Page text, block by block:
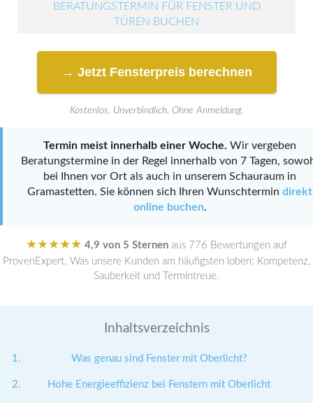
BERATUNGSTERMIN FÜR FENSTER UND
TÜREN BUCHEN
→ Jetzt Fensterpreis berechnen
Kostenlos. Unverbindlich. Ohne Anmeldung.
Termin meist innerhalb einer Woche. Wir vergeben
Beratungstermine in der Regel innerhalb von 7 Tagen,
bei Ihnen vor Ort als auch in unserem Schauraum in
Gramastetten. Sie können sich Ihren Wunschtermin direkt
online buchen.
★★★★★ 4,9 von 5 Sternen aus 776 Bewertungen auf
ProvenExpert. Was unsere Kunden am häufigsten loben: Kompetenz,
Sauberkeit und Termintreue.
Inhaltsverzeichnis
Was genau sind Fenster mit Oberlicht?
Hohe Energieeffizienz bei Fenstern mit Oberlicht